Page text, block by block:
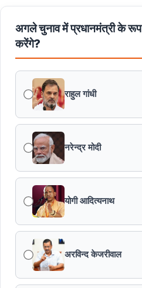
अगले चुनाव में प्रधानमंत्री के
करेंगे?
राहुल गांधी
नरेन्द्र मोदी
योगी आदित्यनाथ
अरविन्द केजरीवाल